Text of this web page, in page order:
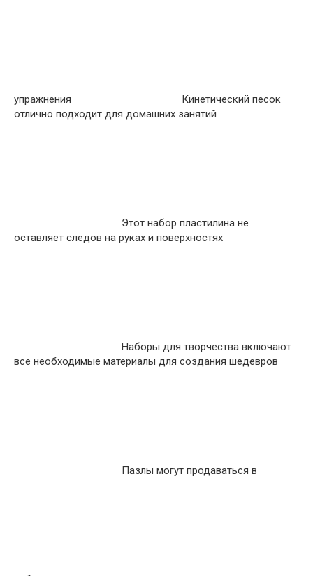
упражнения
Кинетический песок
отлично подходит для домашних занятий
Этот набор пластилина не
оставляет следов на руках и поверхностях
Наборы для творчества включают
все необходимые материалы для создания шедевров
Пазлы могут продаваться в